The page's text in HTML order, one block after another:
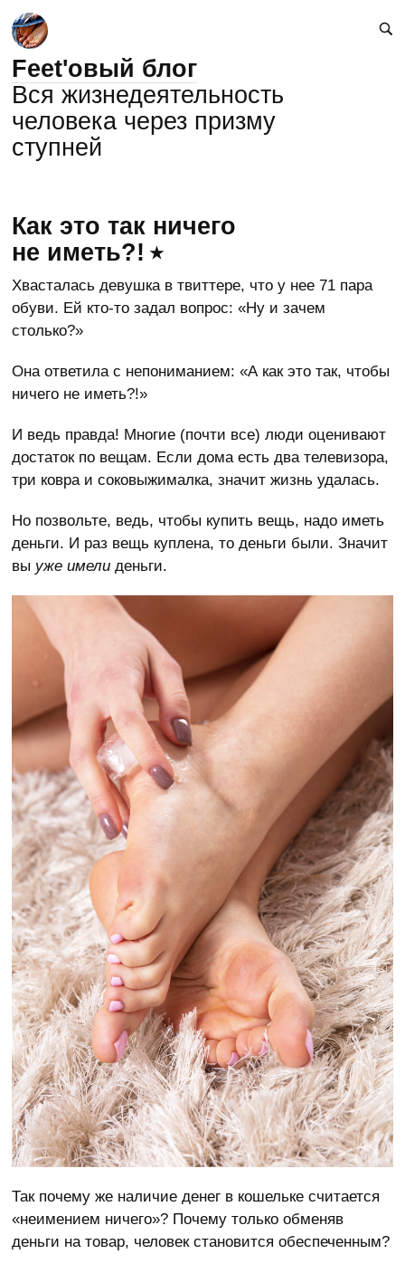
Feet'овый блог
Вся жизнедеятельность
человека через призму
ступней
Как это так ничего
не иметь?!
Хвасталась девушка в твиттере, что у нее 71 пара
обуви. Ей кто-то задал вопрос: «Ну и зачем
столько?»
Она ответила с непониманием: «А как это так, чтобы
ничего не иметь?!»
И ведь правда! Многие (почти все) люди оценивают
достаток по вещам. Если дома есть два телевизора,
три ковра и соковыжималка, значит жизнь удалась.
Но позвольте, ведь, чтобы купить вещь, надо иметь
деньги. И раз вещь куплена, то деньги были. Значит
вы уже имели деньги.
Так почему же наличие денег в кошельке считается
«неимением ничего»? Почему только обменяв
деньги на товар, человек становится обеспеченным?